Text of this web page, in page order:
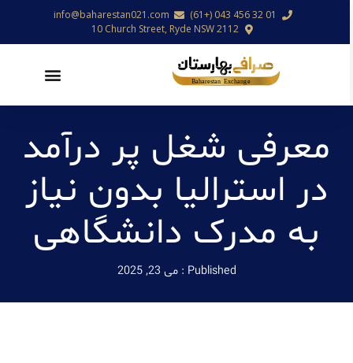
01 32 456 043 (+61)
info@baharestan021.com
10 Church Street, Ryde NSW 2112
معرفی شغل پر درآمد
در استرالیا بدون نیاز
به مدرک دانشگاهی
Published : می 23, 2025